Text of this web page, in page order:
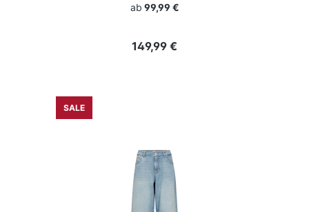
ab 99,99 €
Regulärer Preis:
149,99 €
SALE